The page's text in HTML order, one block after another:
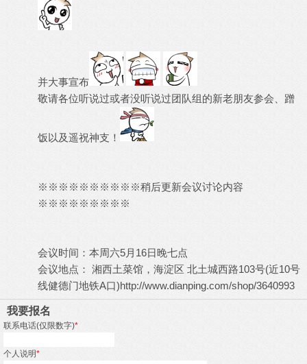
并大事宣布
敬请各位听说过或者没听说过团队组的新老朋友参会、蹭
饭以及遥祝神支！
※※※※※※※※※※稍后更新会议讨论内容
※※※※※※※※※
会议时间：本周六5月16日晚七点
会议地点： 湘西土菜馆，海淀区 北土城西路103号(近10号
线健德门地铁A口)http://www.dianping.com/shop/3640993
我要报名
联系电话(仅限数字)*
个人说明*